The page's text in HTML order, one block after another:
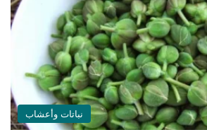
نباتات وأعشاب